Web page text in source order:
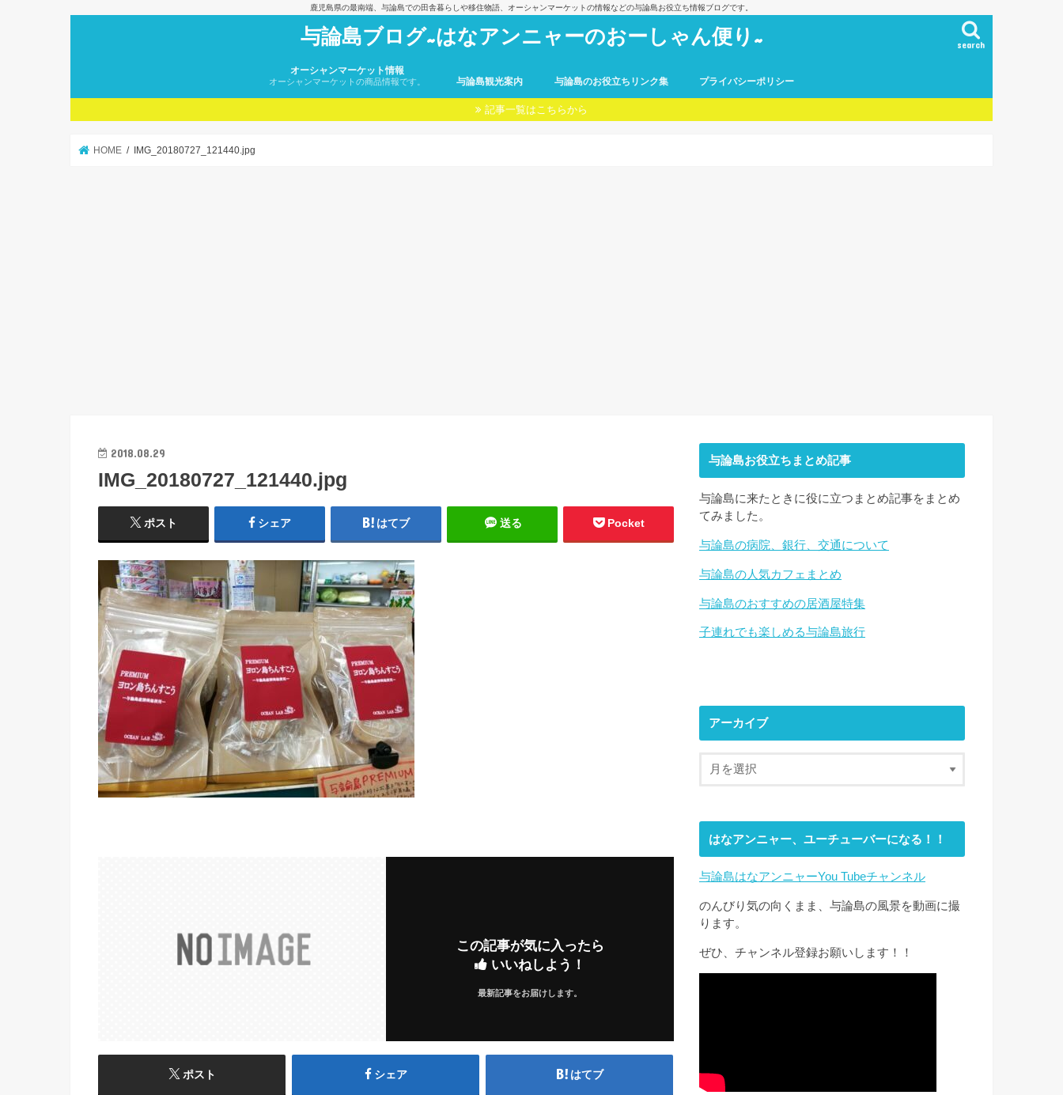
鹿児島県の最南端、与論島での田舎暮らしや移住物語、オーシャンマーケットの情報などの与論島お役立ち情報ブログです。
与論島ブログ~はなアンニャーのおーしゃん便り~ search
オーシャンマーケット情報
オーシャンマーケットの商品情報です。 与論島観光案内 与論島のお役立ちリンク集 プライバシーポリシー
記事一覧はこちらから
HOME IMG_20180727_121440.jpg
2018.08.29
IMG_20180727_121440.jpg
ポスト シェア はてブ 送る Pocket
この記事が気に入ったら
いいねしよう！
最新記事をお届けします。
ポスト シェア はてブ
与論島お役立ちまとめ記事
与論島に来たときに役に立つまとめ記事をまとめ
てみました。
与論島の病院、銀行、交通について
与論島の人気カフェまとめ
与論島のおすすめの居酒屋特集
子連れでも楽しめる与論島旅行
アーカイブ
はなアンニャー、ユーチューバーになる！！
与論島はなアンニャーYou Tubeチャンネル
のんびり気の向くまま、与論島の風景を動画に撮
ります。
ぜひ、チャンネル登録お願いします！！